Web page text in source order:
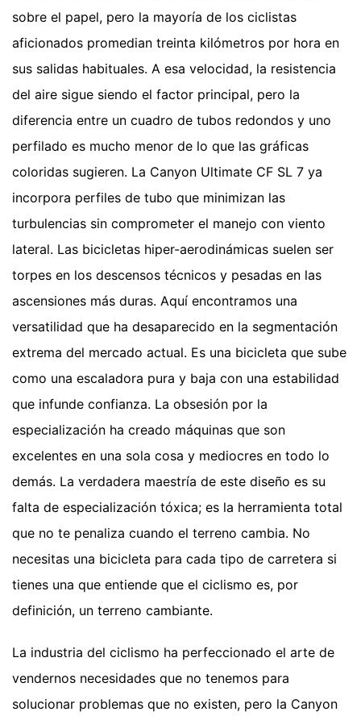
sobre el papel, pero la mayoría de los ciclistas
aficionados promedian treinta kilómetros por hora en
sus salidas habituales. A esa velocidad, la resistencia
del aire sigue siendo el factor principal, pero la
diferencia entre un cuadro de tubos redondos y uno
perfilado es mucho menor de lo que las gráficas
coloridas sugieren. La Canyon Ultimate CF SL 7 ya
incorpora perfiles de tubo que minimizan las
turbulencias sin comprometer el manejo con viento
lateral. Las bicicletas hiper-aerodinámicas suelen ser
torpes en los descensos técnicos y pesadas en las
ascensiones más duras. Aquí encontramos una
versatilidad que ha desaparecido en la segmentación
extrema del mercado actual. Es una bicicleta que sube
como una escaladora pura y baja con una estabilidad
que infunde confianza. La obsesión por la
especialización ha creado máquinas que son
excelentes en una sola cosa y mediocres en todo lo
demás. La verdadera maestría de este diseño es su
falta de especialización tóxica; es la herramienta total
que no te penaliza cuando el terreno cambia. No
necesitas una bicicleta para cada tipo de carretera si
tienes una que entiende que el ciclismo es, por
definición, un terreno cambiante.
La industria del ciclismo ha perfeccionado el arte de
vendernos necesidades que no tenemos para
solucionar problemas que no existen, pero la Canyon